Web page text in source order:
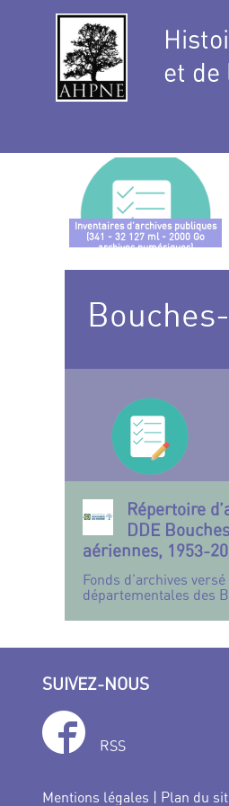
et de
Inventaires d’archives publiques
(341 - 32 127 ml - 2000 Go
archives numériques)
Répertoire
DDE
aériennes, 1953-
Fonds d’archives
départementales des
SUIVEZ-NOUS
RSS
Mentions légales | Plan du